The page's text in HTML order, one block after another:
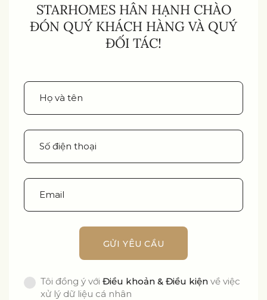
STARHOMES HÂN HẠNH CHÀO
ĐÓN QUÝ KHÁCH HÀNG VÀ QUÝ
ĐỐI TÁC!
Tôi đồng ý với Điều khoản & Điều kiện về việc
xử lý dữ liệu cá nhân